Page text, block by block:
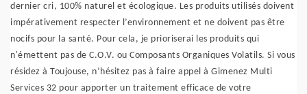
dernier cri, 100% naturel et écologique. Les produits utilisés doivent
impérativement respecter l’environnement et ne doivent pas être
nocifs pour la santé. Pour cela, je prioriserai les produits qui
n'émettent pas de C.O.V. ou Composants Organiques Volatils. Si vous
résidez à Toujouse, n’hésitez pas à faire appel à Gimenez Multi
Services 32 pour apporter un traitement efficace de votre